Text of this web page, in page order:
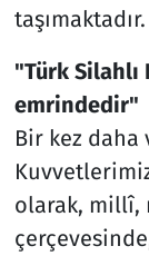
taşımaktadır.
"Türk
emrindedir"
Bir kez daha
olarak, millî,